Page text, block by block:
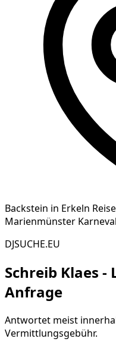
Backstein in Erkeln
Marienmünster
DJSUCHE.EU
Schreib Klaes -
Anfrage
Antwortet meist
Vermittlungsgebühr.